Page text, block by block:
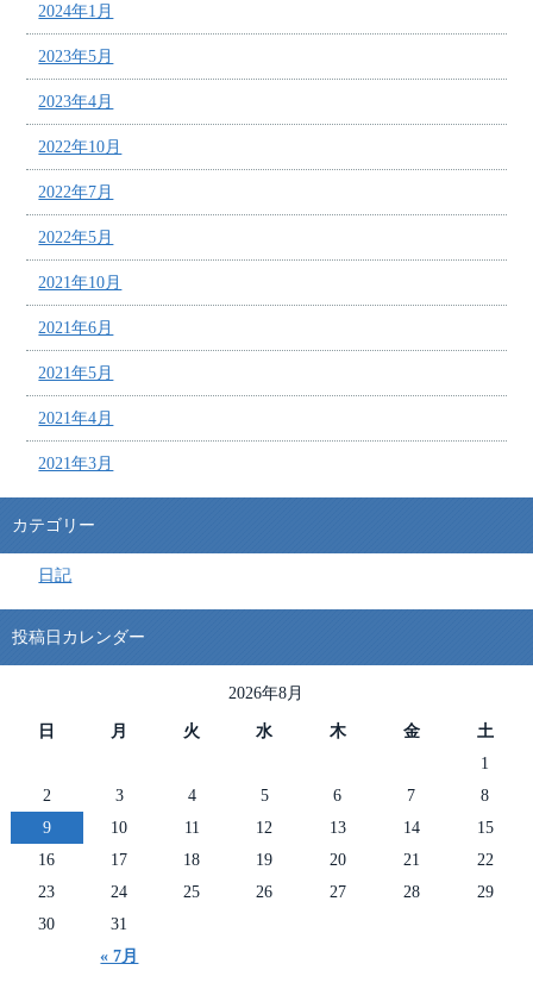
2024年1月
2023年5月
2023年4月
2022年10月
2022年7月
2022年5月
2021年10月
2021年6月
2021年5月
2021年4月
2021年3月
カテゴリー
日記
投稿日カレンダー
2026年8月
日 月 火 水 木 金 土
« 7月
1
2
3 4 5 6 7
8
9
10 11 12 13 14
15
16
17 18 19 20 21
22
23
24 25 26 27 28
29
30
31